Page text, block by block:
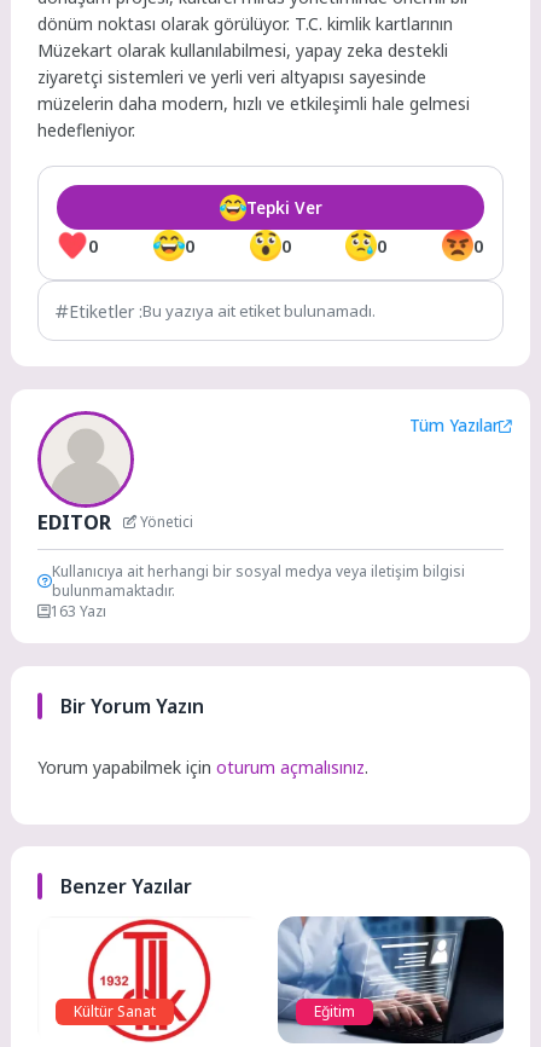
dönüm noktası olarak görülüyor. T.C. kimlik kartlarının
Müzekart olarak kullanılabilmesi, yapay zeka destekli
ziyaretçi sistemleri ve yerli veri altyapısı sayesinde
müzelerin daha modern, hızlı ve etkileşimli hale gelmesi
hedefleniyor.
0 0 0 0 0
Tepki Ver
Etiketler :Bu yazıya ait etiket bulunamadı.
EDITOR Yönetici
Tüm Yazılar
Kullanıcıya ait herhangi bir sosyal medya veya iletişim bilgisi
bulunmamaktadır.
163 Yazı
Bir Yorum Yazın
Yorum yapabilmek içinoturum açmalısınız.
Benzer Yazılar
Kültür Sanat Eğitim